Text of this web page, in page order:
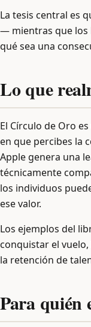
La tesis central es
— mientras que los
qué sea una
Lo que
El Círculo de Oro
en que percibes la
Apple genera una
técnicamente
los individuos
ese valor.
Los ejemplos del
conquistar el
la retención de
Para quién